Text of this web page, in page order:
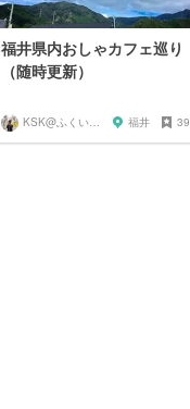
福井県内おしゃカフェ巡り
（随時更新）
KSK@ふくい旅グラファー 福井 39